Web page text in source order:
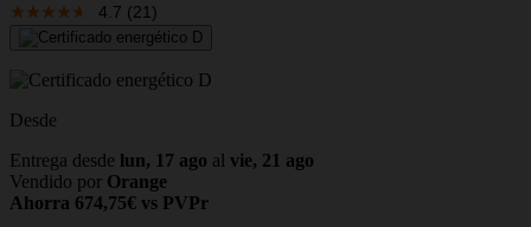
4.7 (21)
Desde
Entrega desde lun, 17 ago al vie, 21 ago
Vendido por Orange
Ahorra 674,75€ vs PVPr